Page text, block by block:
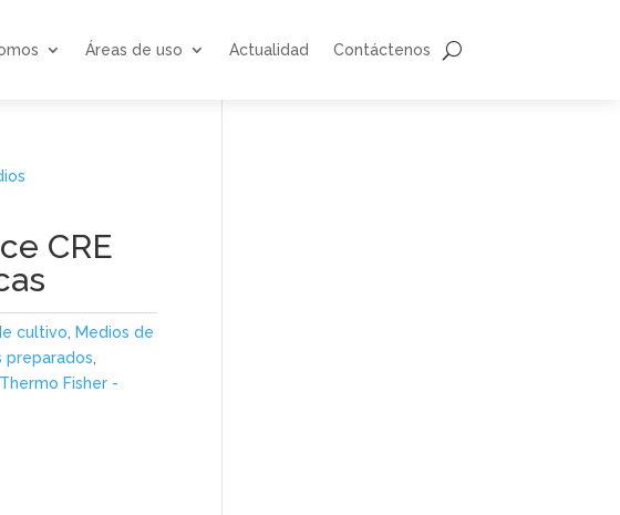
Áreas de uso Actualidad Contáctenos
CRE
cultivo
Medios de
preparados
Thermo Fisher -